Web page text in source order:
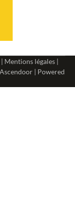
Mentions légales|
Ascendoor | Powered